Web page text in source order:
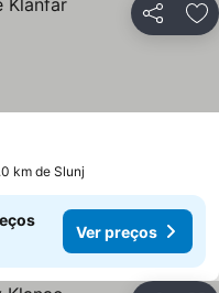
Partilhar
km de Slunj
Ver preços